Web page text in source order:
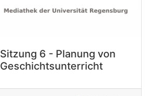
Sitzung 6 - Planung von
Geschichtsunterricht